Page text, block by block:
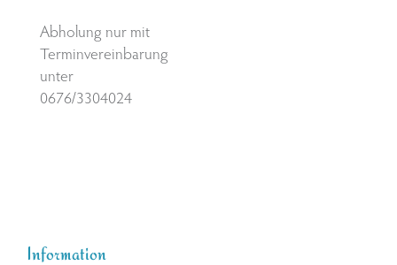
Abholung nur mit
Terminvereinbarung
unter
0676/3304024
Information